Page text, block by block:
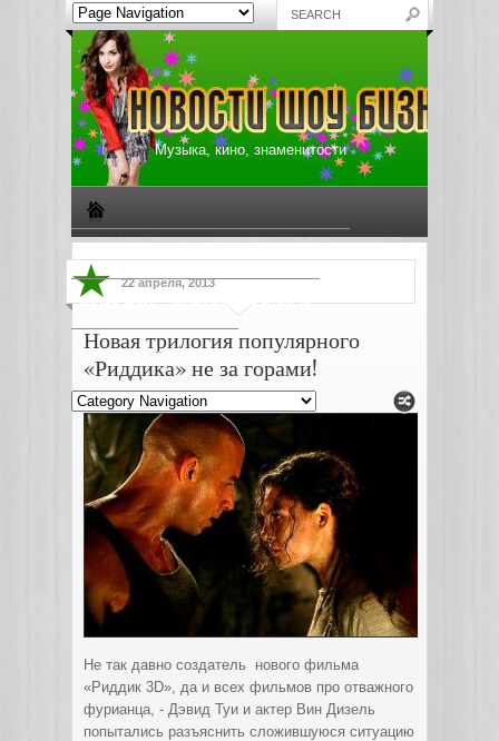
Музыка, кино, знаменитости
Жизнь звезд Музыкальные новости
Новости киноиндустрии
22 апреля, 2013
Новая трилогия популярного
«Риддика» не за горами!
Не так давно создатель нового фильма
«Риддик 3D», да и всех фильмов про отважного
фурианца, - Дэвид Туи и актер Вин Дизель
попытались разъяснить сложившуюся ситуацию